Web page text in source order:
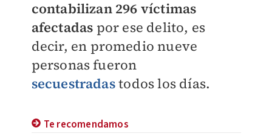
contabilizan 296 víctimas
afectadas por ese delito, es
decir, en promedio nueve
personas fueron
secuestradastodos los días.
Te recomendamos